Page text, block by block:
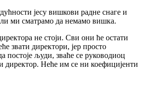
jесу вишкови радне снаге и
ми сматрамо да немамо вишка.
не стоjи. Сви они ће остати
звати директори, jер просто
постоjе људи, зваће се руководиоц
директор. Неће им се ни коефициjенти